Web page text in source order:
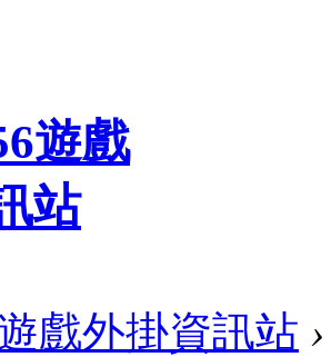
戲外掛資訊站 ›